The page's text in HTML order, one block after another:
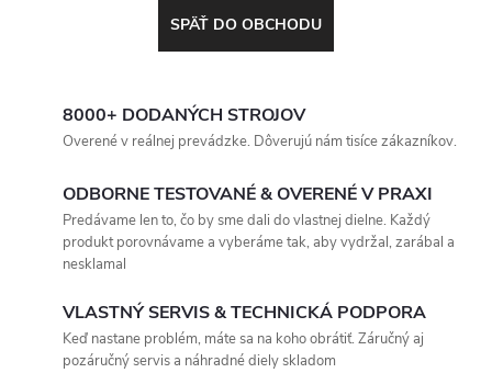
SPÄŤ DO OBCHODU
8000+ DODANÝCH STROJOV
Overené v reálnej prevádzke. Dôverujú nám tisíce zákazníkov.
ODBORNE TESTOVANÉ & OVERENÉ V PRAXI
Predávame len to, čo by sme dali do vlastnej dielne. Každý
produkt porovnávame a vyberáme tak, aby vydržal, zarábal a
nesklamal
VLASTNÝ SERVIS & TECHNICKÁ PODPORA
Keď nastane problém, máte sa na koho obrátiť. Záručný aj
pozáručný servis a náhradné diely skladom